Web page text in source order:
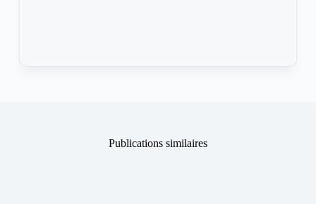
Publications similaires